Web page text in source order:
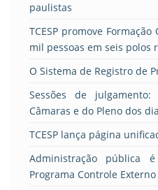
paulistas
TCESP promove
mil pessoas em seis polos
O Sistema de Registro de
Sessões de
Câmaras e do Pleno dos
TCESP lança página
Administração pública
Programa Controle Externo